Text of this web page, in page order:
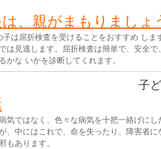
、親がまもりましょ
は屈折検査を受けることをおすすめ しま
は見逃します。屈折検査は簡単で、安全で
かな いかを診断してくれます。
子
気ではなく、色々な病気を十把一絡げにし
、中にはこれで、命を失ったり、障害者に
もあります。